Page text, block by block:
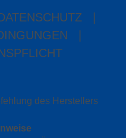
des Herstellers